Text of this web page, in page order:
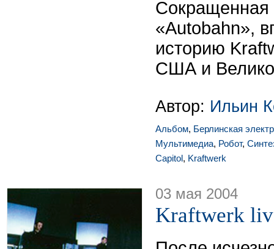
Сокращенная
«Autobahn»,
историю
США и
Автор: Ильин
Альбом, Берлинская
Мультимедиа, Робот,
Capitol, Kraftwerk
03 мая 2004
Kraftwerk